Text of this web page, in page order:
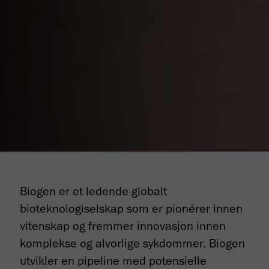
Biogen er et ledende globalt
bioteknologiselskap som er pionérer innen
vitenskap og fremmer innovasjon innen
komplekse og alvorlige sykdommer. Biogen
utvikler en pipeline med potensielle